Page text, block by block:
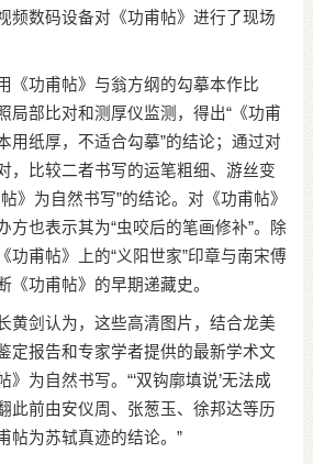
频数码设备对《功甫帖》进行了现场
功甫帖》与翁方纲的勾摹本作比
局部比对和测厚仪监测，得出“《功甫
用纸厚，不适合勾摹”的结论；通过对
，比较二者书写的运笔粗细、游丝变
》为自然书写”的结论。对《功甫帖》
方也表示其为“虫咬后的笔画修补”。除
功甫帖》上的“义阳世家”印章与南宋傅
《功甫帖》的早期递藏史。
剑认为，这些高清图片，结合龙美
定报告和专家学者提供的最新学术文
为自然书写。“‘双钩廓填说’无法成
此前由安仪周、张葱玉、徐邦达等历
帖为苏轼真迹的结论。”